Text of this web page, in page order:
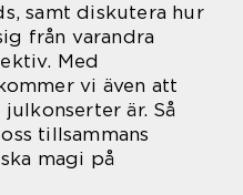
samt diskutera hur
från varandra
Med
vi även att
är. Så
tillsammans
magi på